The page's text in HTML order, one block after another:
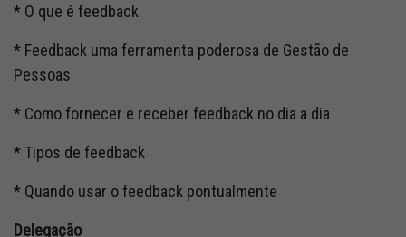
* O que é feedback
* Feedback uma ferramenta poderosa de Gestão de
Pessoas
* Como fornecer e receber feedback no dia a dia
* Tipos de feedback
* Quando usar o feedback pontualmente